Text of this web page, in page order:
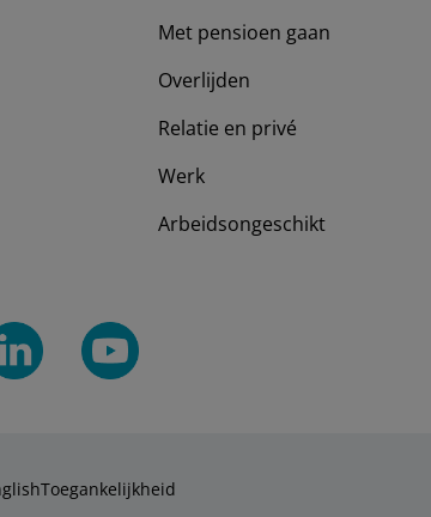
Met pensioen gaan
Overlijden
Relatie en privé
Werk
Arbeidsongeschikt
Toegankelijkheid